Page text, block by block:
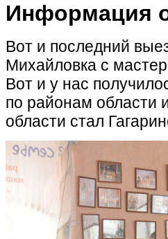
Информация
Вот и последний
Михайловка с
Вот и у нас
по районам области
области стал